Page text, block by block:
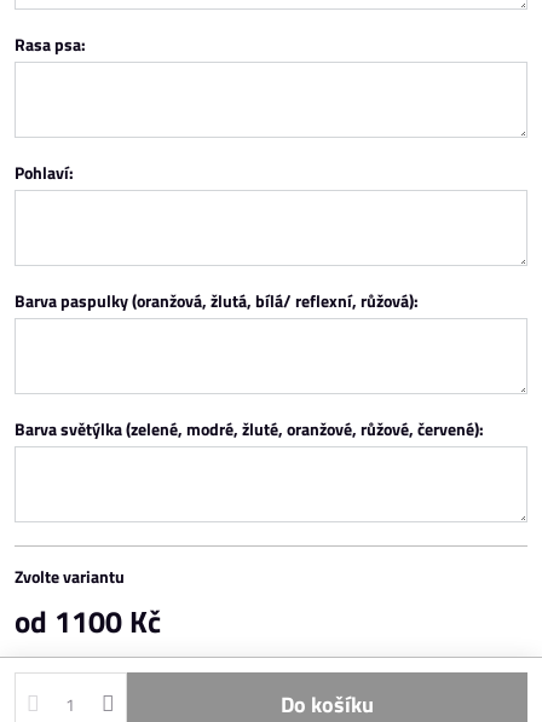
Rasa psa:
Pohlaví:
Barva paspulky (oranžová, žlutá, bílá/ reflexní, růžová):
Barva světýlka (zelené, modré, žluté, oranžové, růžové, červené):
Zvolte variantu
od 1100 Kč
Do košíku